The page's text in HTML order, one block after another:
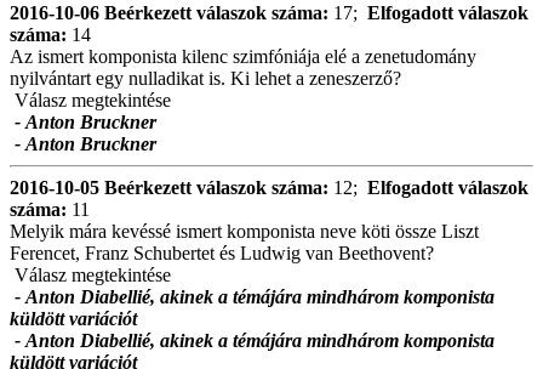
2016-10-06 Beérkezett válaszok száma: 17; Elfogadott válaszok
száma: 14
Az ismert komponista kilenc szimfóniája elé a zenetudomány
nyilvántart egy nulladikat is. Ki lehet a zeneszerző?
Válasz megtekintése
- Anton Bruckner
- Anton Bruckner
2016-10-05 Beérkezett válaszok száma: 12; Elfogadott válaszok
száma: 11
Melyik mára kevéssé ismert komponista neve köti össze Liszt
Ferencet, Franz Schubertet és Ludwig van Beethovent?
Válasz megtekintése
- Anton Diabellié, akinek a témájára mindhárom komponista
küldött variációt
- Anton Diabellié, akinek a témájára mindhárom komponista
küldött variációt